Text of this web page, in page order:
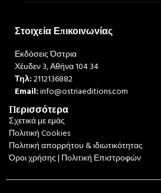
Στοιχεία Επικοινωνίας
Εκδόσεις Όστρια
Χέυδεν 3, Αθήνα 104 34
Τηλ:2112136882
Email:info@ostriaeditions.com
Περισσότερα
Σχετικά με εμάς
Πολιτική Cookies
Πολιτική απορρήτου & ιδιωτικότητας
Όροι χρήσης | Πολιτική Επιστροφών